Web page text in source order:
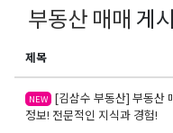
부동산 매매 게
제목
NEW [김삼수 부동산] 부동산
정보! 전문적인 지식과 경험!